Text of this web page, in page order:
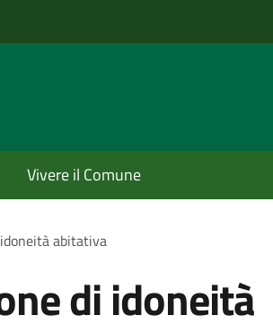
Vivere il Comune
abitativa
di idoneità